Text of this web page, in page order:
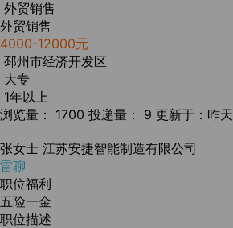
外贸销售
外贸销售
4000-12000元
邳州市经济开发区
大专
1年以上
浏览量： 1700 投递量： 9 更新于：昨天
张女士 江苏安捷智能制造有限公司
雷聊
职位福利
五险一金
职位描述